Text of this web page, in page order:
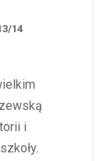
14
i